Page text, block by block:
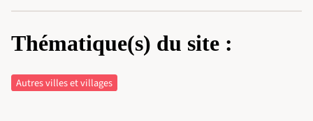
Thématique(s) du site :
Autres villes et villages